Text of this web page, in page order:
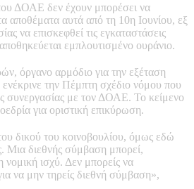
ΔΟΑΕ δεν έχουν μπορέσει να
αποθέματα αυτά από τη 10η Ιουνίου, εξ
να επισκεφθεί τις εγκαταστάσεις
εμπλουτισμένο ουράνιο.
όργανο αρμόδιο για την εξέταση
την Πέμπτη σχέδιο νόμου που
συνεργασίας με τον ΔΟΑΕ. Το κείμενο
για οριστική επικύρωση.
δικού του κοινοβουλίου, όμως εδώ
Μια διεθνής σύμβαση μπορεί,
ισχύ. Δεν μπορείς να
να μην τηρείς διεθνή σύμβαση»,